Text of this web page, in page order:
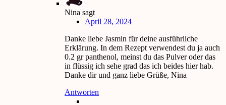
Nina sagt
April 28, 2024
Danke liebe Jasmin für deine ausführliche
Erklärung. In dem Rezept verwendest du ja auch
0.2 gr panthenol, meinst du das Pulver oder das
in flüssig ich sehe grad das ich beides hier hab.
Danke dir und ganz liebe Grüße, Nina
Antworten